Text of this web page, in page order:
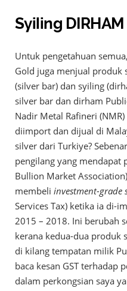
Syiling
Untuk pengetahuan
Gold juga menjual produk
(silver bar) dan syiling
silver bar dan dirham
Nadir Metal Rafineri
diimport dan dijual di
silver dari Turkiye?
pengilang yang mendapat
Bullion Market
membeli investment-grade
Services Tax) ketika ia di-
2015 – 2018. Ini berubah
kerana kedua-dua produk
di kilang tempatan milik
baca kesan GST terhadap
dalam perkongsian saya